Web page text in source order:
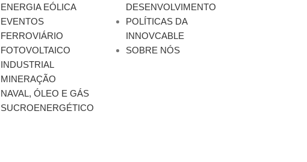
ENERGIA EÓLICA
EVENTOS
FERROVIÁRIO
FOTOVOLTAICO
INDUSTRIAL
MINERAÇÃO
NAVAL, ÓLEO E GÁS
SUCROENERGÉTICO
DESENVOLVIMENTO
POLÍTICAS DA
INNOVCABLE
SOBRE NÓS